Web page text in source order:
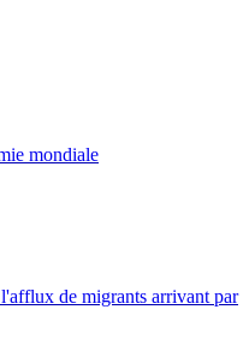
mondiale
de migrants arrivant par